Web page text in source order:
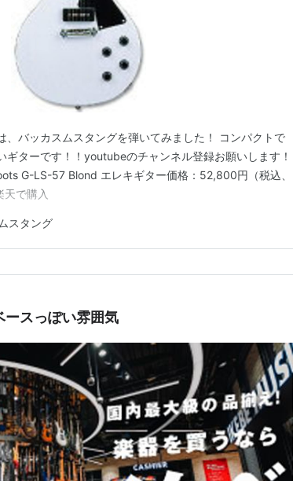
、バッカスムスタングを弾いてみました！ コンパクトで
ギターです！！youtubeのチャンネル登録お願いします！
G-LS-57 Blond エレキギター価格：52,800円（税込、
で購入
ムスタング
ースっぽい雰囲気